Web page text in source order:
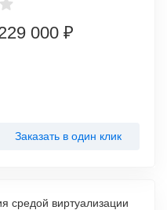
000 ₽
Заказать в один клик
средой виртуализации